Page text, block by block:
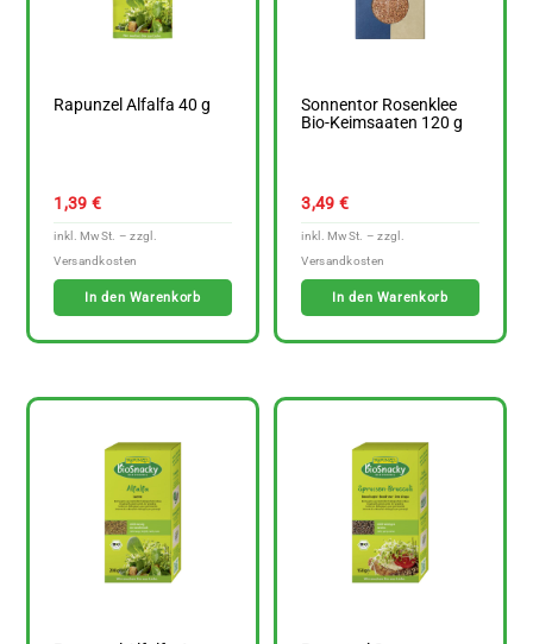
Rapunzel Alfalfa 40 g
1,39 €
In den Warenkorb
Sonnentor Rosenklee
Bio-Keimsaaten 120 g
3,49 €
In den Warenkorb